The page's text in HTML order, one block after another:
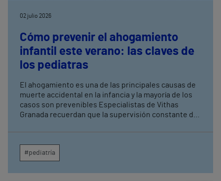
02 julio 2026
Cómo prevenir el ahogamiento
infantil este verano: las claves de
los pediatras
El ahogamiento es una de las principales causas de
muerte accidental en la infancia y la mayoría de los
casos son prevenibles Especialistas de Vithas
Granada recuerdan que la supervisión constante de
#pediatría